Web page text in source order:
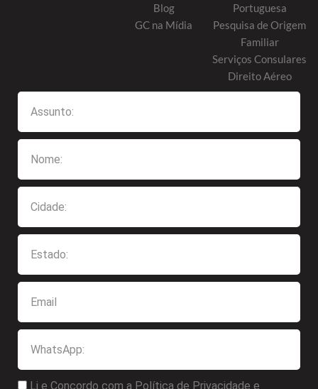
Blog
GC na Mídia
Portuguesa
Pesquisa de Origem
Familiar
Serviços Consulares
Direito Aéreo
Li e Concordo com a Política de Privacidade e